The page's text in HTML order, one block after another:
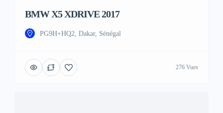
BMW X5 XDRIVE 2017
PG9H+HQ2, Dakar, Sénégal
276 Vues